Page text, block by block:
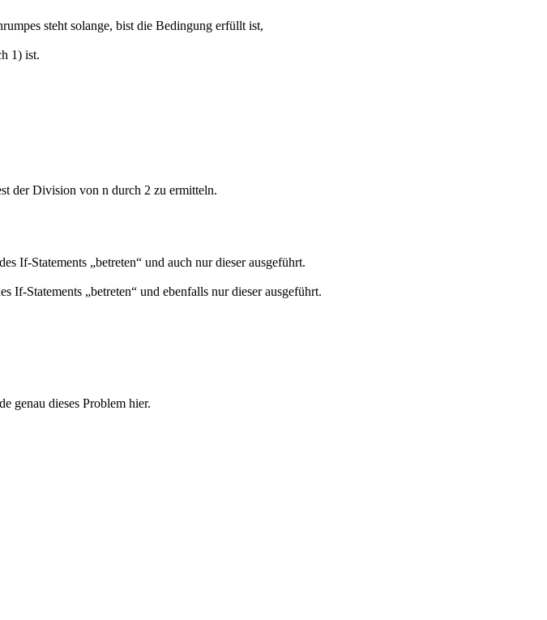
steht solange, bist die Bedingung erfüllt ist,
1) ist.
der Division von n durch 2 zu ermitteln.
If-Statements „betreten“ und auch nur dieser ausgeführt.
If-Statements „betreten“ und ebenfalls nur dieser ausgeführt.
genau dieses Problem hier.